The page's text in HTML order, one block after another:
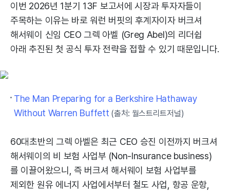
이번 2026년 1분기 13F 보고서에 시장과 투자자들이
주목하는 이유는 바로 워런 버핏의 후계자이자 버크셔
해서웨이 신임 CEO 그렉 아벨 (Greg Abel)의 리더쉽
아래 추진된 첫 공식 투자 전략을 접할 수 있기 때문입니다.
The Man Preparing for a Berkshire Hathaway
Without Warren Buffett (출처: 월스트리트저널)
60대초반의 그렉 아벨은 최근 CEO 승진 이전까지 버크셔
해서웨이의 비 보험 사업부 (Non-Insurance business)
를 이끌어왔으니, 즉 버크셔 해서웨이 보험 사업부를
제외한 원유 에너지 사업에서부터 철도 사업, 항공 운항,